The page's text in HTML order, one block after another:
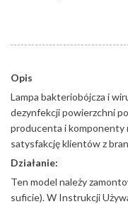
Opis
Lampa bakteriobójcza i
dezynfekcji powierzchni
producenta i komponenty
satysfakcję klientów z
Działanie:
Ten model należy
suficie). W Instrukcji